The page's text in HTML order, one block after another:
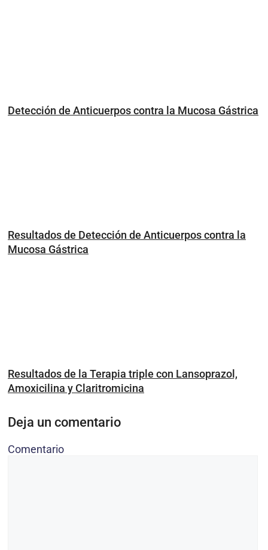
Detección de Anticuerpos contra la Mucosa Gástrica
Resultados de Detección de Anticuerpos contra la
Mucosa Gástrica
Resultados de la Terapia triple con Lansoprazol,
Amoxicilina y Claritromicina
Deja un comentario
Comentario